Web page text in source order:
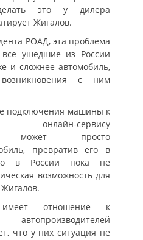
это у дилера
Жигалов.
РОАД, эта проблема
все ушедшие из России
и сложнее автомобиль,
с ним
подключения машины к
сервису
может просто
превратив его в
в России пока не
возможность для
отношение к
что у них ситуация не